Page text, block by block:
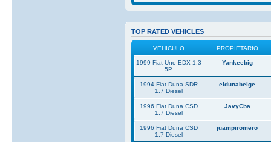
TOP RATED VEHICLES
VEHICULO PROPIETARIO
1999 Fiat Uno EDX 1.3
5P
Yankeebig
1994 Fiat Duna SDR
1.7 Diesel
eldunabeige
1996 Fiat Duna CSD
1.7 Diesel
JavyCba
1996 Fiat Duna CSD
1.7 Diesel
juampiromero